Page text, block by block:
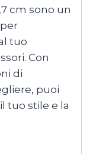
cm sono un
tuo
Con
di
puoi
tuo stile e la